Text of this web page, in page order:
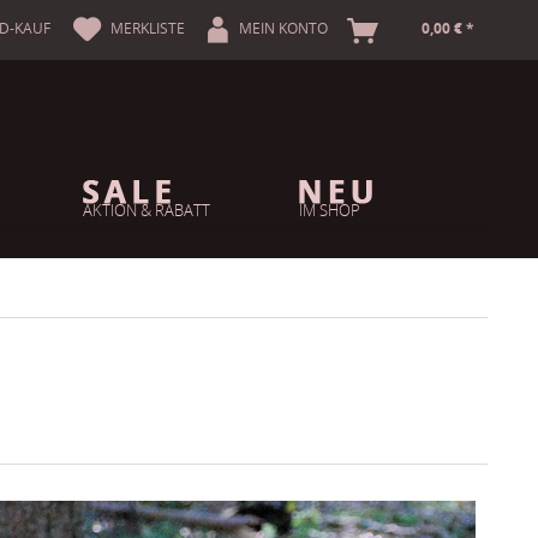
KAUF MERKLISTE A MEIN KONTO 0,00 € *
AKTION & RABATT IM SHOP